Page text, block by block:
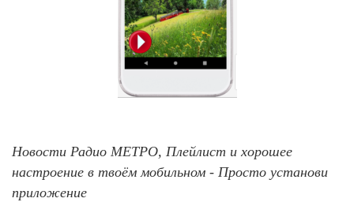
Новости Радио МЕТРО, Плейлист и хорошее
настроение в твоём мобильном - Просто установи
приложение